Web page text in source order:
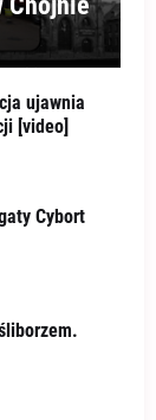
ujawnia
[video]
Cybort